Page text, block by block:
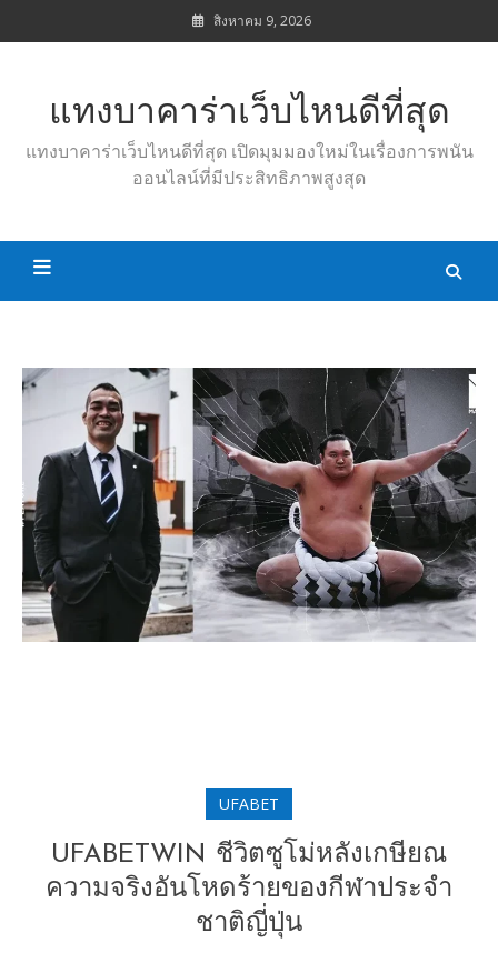
to
สิงหาคม 9, 2026
แทงบาคาร่าเว็บไหนดีที่สุด
แทงบาคาร่าเว็บไหนดีที่สุด เปิดมุมมองใหม่ในเรื่องการพนัน
ออนไลน์ที่มีประสิทธิภาพสูงสุด
UFABET
UFABETWIN ชีวิตซูโม่หลังเกษียณ
ความจริงอันโหดร้ายของกีฬาประจำ
ชาติญี่ปุ่น